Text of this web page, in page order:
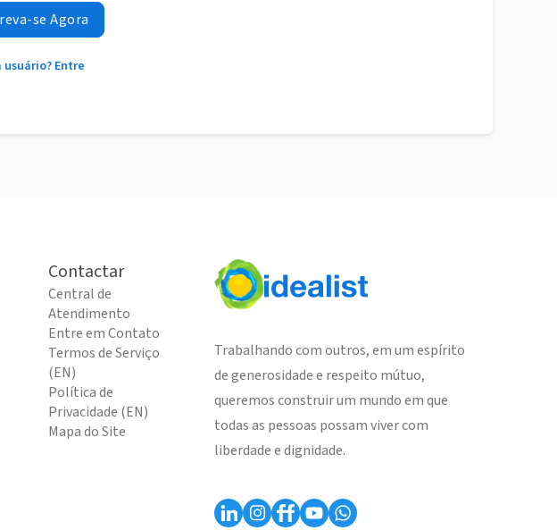
se Agora
usuário? Entre
Contactar
Central de
Atendimento
Entre em Contato
Termos de Serviço
(EN)
Política de
Privacidade (EN)
Mapa do Site
Trabalhando com outros, em um espírito
de generosidade e respeito mútuo,
queremos construir um mundo em que
todas as pessoas possam viver com
liberdade e dignidade.